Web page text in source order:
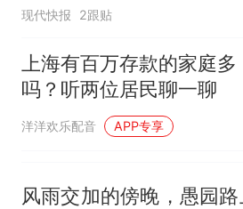
现代快报 2跟贴
上海有百万存款的家庭多
吗？听两位居民聊一聊
洋洋欢乐配音 APP专享
风雨交加的傍晚，愚园